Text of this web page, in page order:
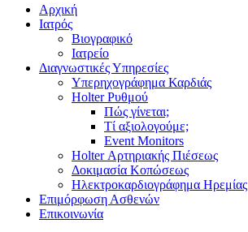
Αρχική
Ιατρός
Βιογραφικό
Ιατρείο
Διαγνωστικές Υπηρεσίες
Υπερηχογράφημα Καρδιάς
Holter Ρυθμού
Πώς γίνεται;
Τί αξιολογούμε;
Event Monitors
Holter Αρτηριακής Πιέσεως
Δοκιμασία Κοπώσεως
Ηλεκτροκαρδιογράφημα Ηρεμίας
Επιμόρφωση Ασθενών
Επικοινωνία